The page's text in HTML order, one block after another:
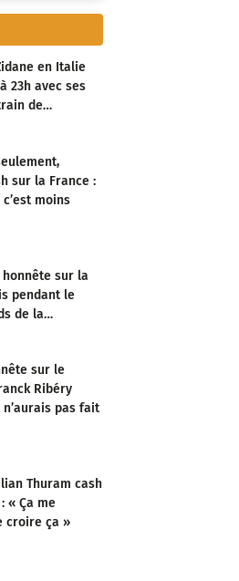
en Italie
23h avec ses
de…
sur la France :
moins
honnête sur la
pendant le
de la…
sur le
Ribéry
pas fait
Thuram cash
« Ça me
croire ça »